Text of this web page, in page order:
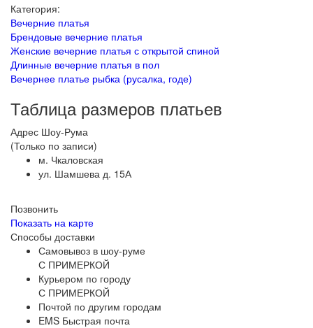
Категория:
Вечерние платья
Брендовые вечерние платья
Женские вечерние платья с открытой спиной
Длинные вечерние платья в пол
Вечернее платье рыбка (русалка, годе)
Таблица размеров платьев
Адрес Шоу-Рума
(Только по записи)
м. Чкаловская
ул. Шамшева д. 15А
Позвонить
Показать на карте
Способы доставки
Самовывоз в шоу-руме
С ПРИМЕРКОЙ
Курьером по городу
С ПРИМЕРКОЙ
Почтой по другим городам
EMS Быстрая почта